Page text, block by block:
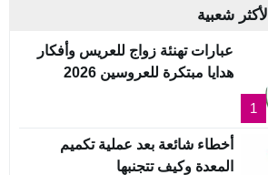
الأكثر شعبية
1
عبارات تهنئة زواج للعريس وأفكار
هدايا مبتكرة للعروسين 2026
أخطاء شائعة بعد عملية تكميم
المعدة وكيف تتجنبها